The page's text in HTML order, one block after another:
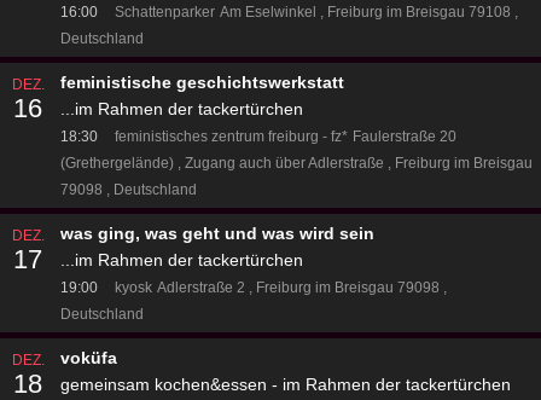
16:00 Schattenparker Am Eselwinkel
Freiburg im Breisgau 79108
Deutschland
DEZ.
16
feministische geschichtswerkstatt
...im Rahmen der tackertürchen
18:30 feministisches zentrum freiburg - fz* Faulerstraße 20
(Grethergelände)
Zugang auch über Adlerstraße
Freiburg im Breisgau
79098
Deutschland
DEZ.
17
was ging, was geht und was wird sein
...im Rahmen der tackertürchen
19:00 kyosk Adlerstraße 2
Freiburg im Breisgau 79098
Deutschland
DEZ.
18
voküfa
gemeinsam kochen&essen - im Rahmen der tackertürchen